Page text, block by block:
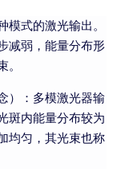
模式的激光输出。
减弱，能量分布形
。
）：多模激光器输
斑内能量分布较为
均匀，其光束也称